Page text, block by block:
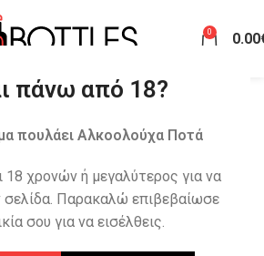
πάνω από 18?
πουλάει Αλκοολούχα Ποτά
18 χρονών ή μεγαλύτερος για να
σελίδα. Παρακαλώ επιβεβαίωσε
σου για να εισέλθεις.
0 0.00